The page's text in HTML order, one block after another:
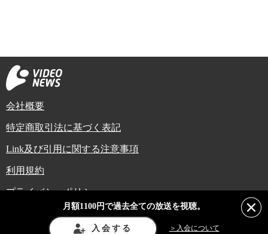
会社概要
特定商取引法に基づく表記
Link及び引用に関する注意事項
利用規約
プライバシーポリシー
Copyright (C) Video News Network. All rights reserved.
ビデオニュースに記載している記事、写真及び動画などは日本の著作権法や国
際条約などで保護されています。著作権者の承諾を得ずに転載や再利用するこ
月額1100円で過去全ての放送を視聴。
入会する ＞入会について